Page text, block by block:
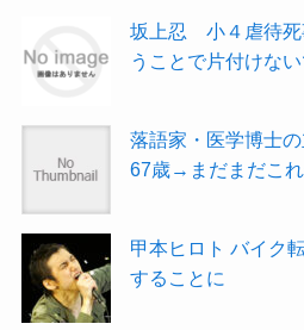
坂上忍 小４虐待
うことで片付けない
落語家・医学博士
67歳→まだまだこ
甲本ヒロト バイク
することに